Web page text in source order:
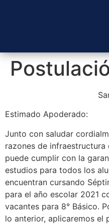
Estimado Apoderado:
Junto con saludar
razones de
puede cumplir con la
estudios para todos los
encuentran cursando
para el año escolar 2021
vacantes para 8° Básico.
lo anterior, aplicaremos el